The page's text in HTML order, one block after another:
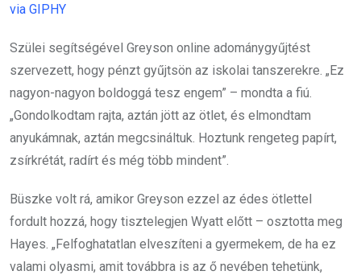
via GIPHY
Szülei segítségével Greyson online adománygyűjtést
szervezett, hogy pénzt gyűjtsön az iskolai tanszerekre. „Ez
nagyon-nagyon boldoggá tesz engem” – mondta a fiú.
„Gondolkodtam rajta, aztán jött az ötlet, és elmondtam
anyukámnak, aztán megcsináltuk. Hoztunk rengeteg papírt,
zsírkrétát, radírt és még több mindent”.
Büszke volt rá, amikor Greyson ezzel az édes ötlettel
fordult hozzá, hogy tisztelegjen Wyatt előtt – osztotta meg
Hayes. „Felfoghatatlan elveszíteni a gyermekem, de ha ez
valami olyasmi, amit továbbra is az ő nevében tehetünk,